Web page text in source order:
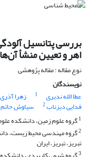
بررسی پتانسیل
اهر و تعیین منشأ آن‌ها
نوع مقاله : مقاله پژوهشی
نویسندگان
عطا الله ندیری
1 زهرا
فدایی دیزناب2 سیاوش حاتم
1گروه علوم زمین، دانشکده
2گروه مهندسی محیط زیست،
تبریز، تبریز، ایران
3